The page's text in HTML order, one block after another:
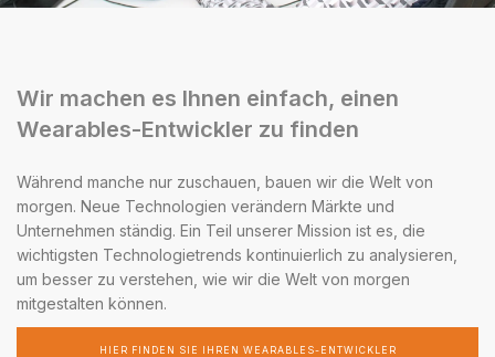
Wir machen es Ihnen einfach, einen
Wearables-Entwickler zu finden
Während manche nur zuschauen, bauen wir die Welt von
morgen. Neue Technologien verändern Märkte und
Unternehmen ständig. Ein Teil unserer Mission ist es, die
wichtigsten Technologietrends kontinuierlich zu analysieren,
um besser zu verstehen, wie wir die Welt von morgen
mitgestalten können.
HIER FINDEN SIE IHREN WEARABLES-ENTWICKLER